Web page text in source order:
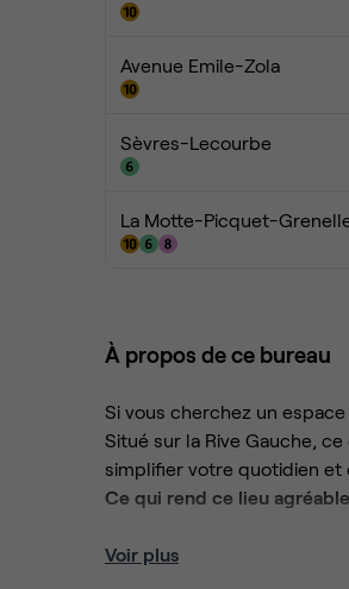
Avenue Emile-Zola
Sèvres-Lecourbe
La Motte-Picquet-
À propos de ce bureau
Si vous cherchez un
Situé sur la Rive Gauche,
simplifier votre quotidien et
Ce qui rend ce lieu
Voir plus